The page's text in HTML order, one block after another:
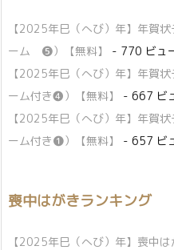
【2025年巳（へび）年】年賀
ーム ❺）【無料】
- 770 ビュ
【2025年巳（へび）年】年賀
ーム付き❹）【無料】
- 667 ビ
【2025年巳（へび）年】年賀
ーム付き❶）【無料】
- 657 ビ
喪中はがきランキング
【2025年巳（へび）年】喪中